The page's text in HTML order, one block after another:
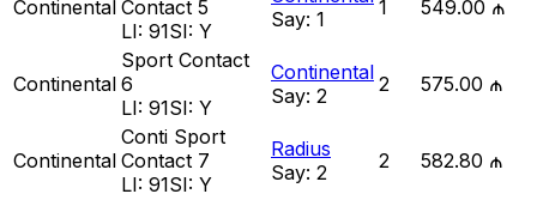
Continental Contact 5
LI: 91SI: Y
Say: 1 1 549.00 ₼
Continental
Sport Contact
6
LI: 91SI: Y
Continental
Say: 2 2 575.00 ₼
Continental
Conti Sport
Contact 7
LI: 91SI: Y
Radius
Say: 2 2 582.80 ₼